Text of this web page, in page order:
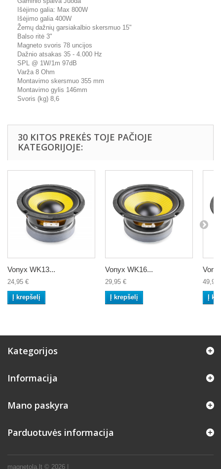
Išėjimo galia: Max 800W
Išėjimo galia 400W
Žemų dažnių garsiakalbio skersmuo 15"
Balso ritė 3"
Magneto svoris 78 uncijos
Dažnio atsakas 35 - 4.000 Hz
SPL @ 1W/1m 97dB
Varža 8 Ohm
Montavimo skersmuo 355 mm
Montavimo gylis 146mm
Svoris (kg) 8,6
30 KITOS PREKĖS TOJE PAČIOJE
KATEGORIJOJE:
Vonyx WK13...
24,95 €
Į krepšelį
Vonyx WK16...
29,95 €
Į krepšelį
49,95
Į
Kategorijos
Informacija
magnetola.lt © 2026
Mano paskyra
Parduotuvės informacija